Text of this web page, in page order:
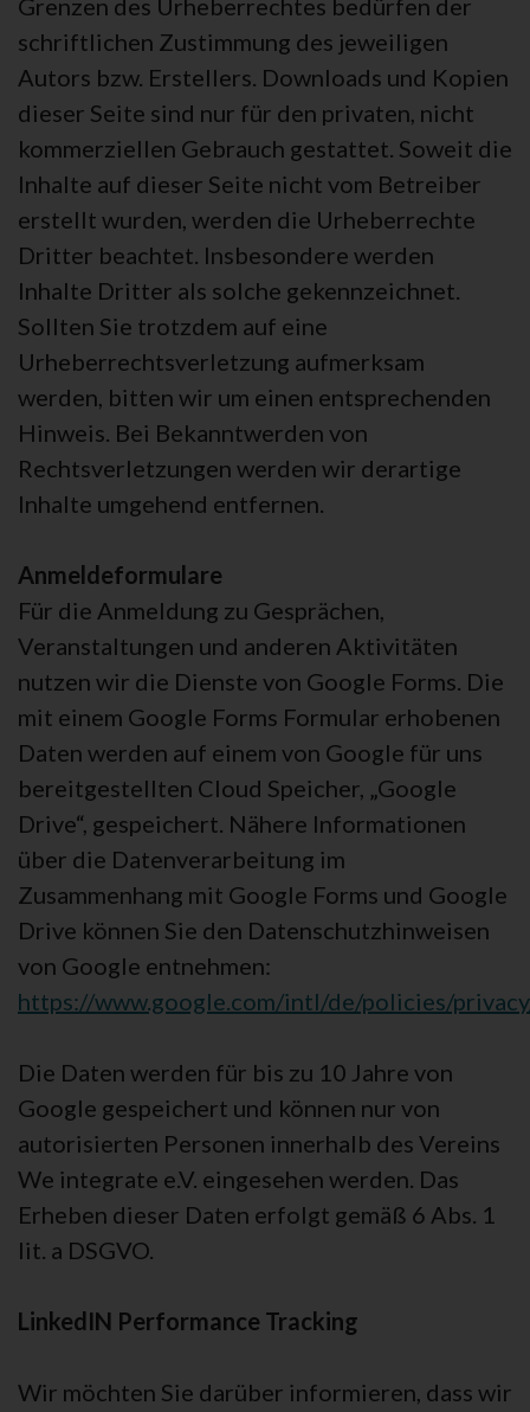
Grenzen des Urheberrechtes bedürfen der
schriftlichen Zustimmung des jeweiligen
Autors bzw. Erstellers. Downloads und Kopien
dieser Seite sind nur für den privaten, nicht
kommerziellen Gebrauch gestattet. Soweit die
Inhalte auf dieser Seite nicht vom Betreiber
erstellt wurden, werden die Urheberrechte
Dritter beachtet. Insbesondere werden
Inhalte Dritter als solche gekennzeichnet.
Sollten Sie trotzdem auf eine
Urheberrechtsverletzung aufmerksam
werden, bitten wir um einen entsprechenden
Hinweis. Bei Bekanntwerden von
Rechtsverletzungen werden wir derartige
Inhalte umgehend entfernen.
Anmeldeformulare
Für die Anmeldung zu Gesprächen,
Veranstaltungen und anderen Aktivitäten
nutzen wir die Dienste von Google Forms. Die
mit einem Google Forms Formular erhobenen
Daten werden auf einem von Google für uns
bereitgestellten Cloud Speicher, „Google
Drive“, gespeichert. Nähere Informationen
über die Datenverarbeitung im
Zusammenhang mit Google Forms und Google
Drive können Sie den Datenschutzhinweisen
von Google entnehmen:
https://www.google.com/intl/de/policies/
Die Daten werden für bis zu 10 Jahre von
Google gespeichert und können nur von
autorisierten Personen innerhalb des Vereins
We integrate e.V. eingesehen werden. Das
Erheben dieser Daten erfolgt gemäß 6 Abs. 1
lit. a DSGVO.
LinkedIN Performance Tracking
Wir möchten Sie darüber informieren, dass wir